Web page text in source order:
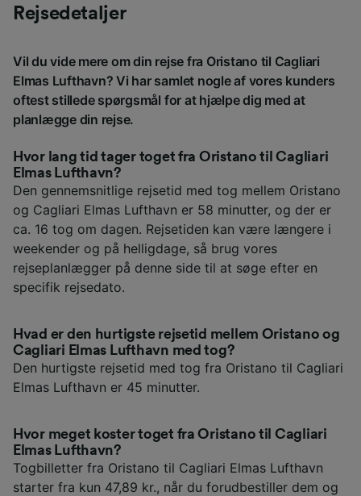
Rejsedetaljer
Vil du vide mere om din rejse fra Oristano til Cagliari
Elmas Lufthavn? Vi har samlet nogle af vores kunders
oftest stillede spørgsmål for at hjælpe dig med at
planlægge din rejse.
Hvor lang tid tager toget fra Oristano til Cagliari
Elmas Lufthavn?
Den gennemsnitlige rejsetid med tog mellem Oristano
og Cagliari Elmas Lufthavn er 58 minutter, og der er
ca. 16 tog om dagen. Rejsetiden kan være længere i
weekender og på helligdage, så brug vores
rejseplanlægger på denne side til at søge efter en
specifik rejsedato.
Hvad er den hurtigste rejsetid mellem Oristano og
Cagliari Elmas Lufthavn med tog?
Den hurtigste rejsetid med tog fra Oristano til Cagliari
Elmas Lufthavn er 45 minutter.
Hvor meget koster toget fra Oristano til Cagliari
Elmas Lufthavn?
Togbilletter fra Oristano til Cagliari Elmas Lufthavn
starter fra kun 47,89 kr., når du forudbestiller dem og